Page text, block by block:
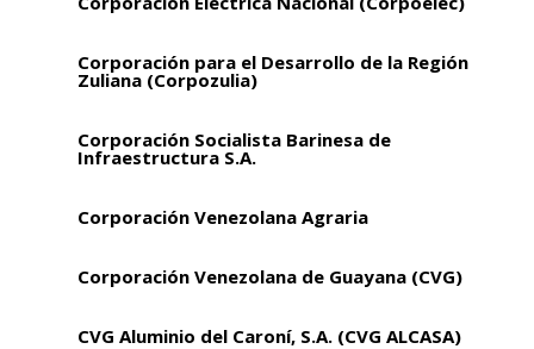
Corporación para el Desarrollo de la Región
Zuliana (Corpozulia)
Corporación Socialista Barinesa de
Infraestructura S.A.
Corporación Venezolana Agraria
Corporación Venezolana de Guayana (CVG)
CVG Aluminio del Caroní, S.A. (CVG ALCASA)